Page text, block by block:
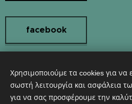
facebook
Instagram
Χρησιμοποιούμε τα cookies για να
σωστή λειτουργία και ασφάλεια
για να σας προσφέρουμε την